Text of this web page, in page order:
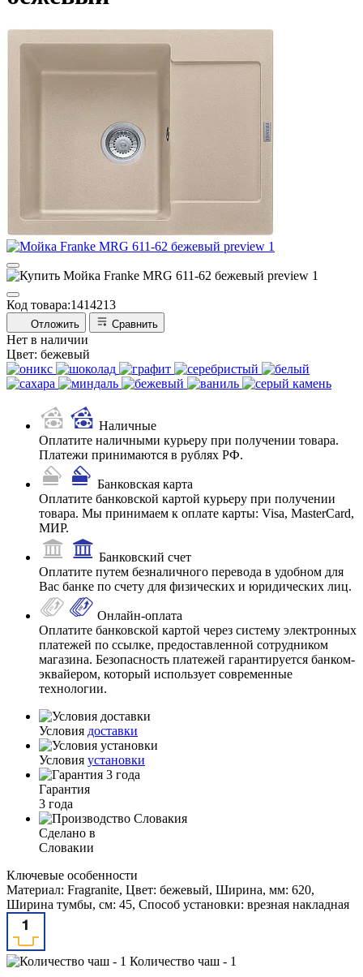
Код товара:1414213
Отложить Сравнить
Нет в наличии
Цвет: бежевый
Наличные
Оплатите наличными курьеру при получении товара.
Платежи принимаются в рублях РФ.
Банковская карта
Оплатите банковской картой курьеру при получении
товара. Мы принимаем к оплате карты: Visa, MasterCard,
МИР.
Банковский счет
Оплатите путем безналичного перевода в удобном для
Вас банке по счету для физических и юридических лиц.
Онлайн-оплата
Оплатите банковской картой через систему электронных
платежей по ссылке, предоставленной сотрудником
магазина. Безопасность платежей гарантируется банком-
эквайером, который использует современные
технологии.
Условия доставки
Условия установки
Гарантия
3 года
Сделано в
Словакии
Ключевые особенности
Материал: Fragranite, Цвет: бежевый, Ширина, мм: 620,
Ширина тумбы, см: 45, Способ установки: врезная накладная
Количество чаш - 1